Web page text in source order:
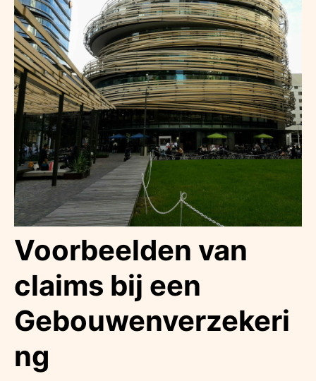
Voorbeelden van
claims bij een
Gebouwenverzekeri
ng